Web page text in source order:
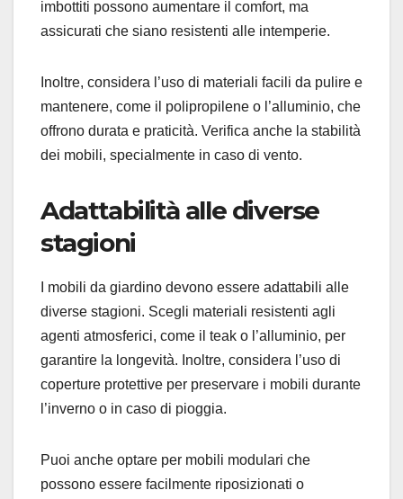
imbottiti possono aumentare il comfort, ma
assicurati che siano resistenti alle intemperie.
Inoltre, considera l’uso di materiali facili da pulire e
mantenere, come il polipropilene o l’alluminio, che
offrono durata e praticità. Verifica anche la stabilità
dei mobili, specialmente in caso di vento.
Adattabilità alle diverse
stagioni
I mobili da giardino devono essere adattabili alle
diverse stagioni. Scegli materiali resistenti agli
agenti atmosferici, come il teak o l’alluminio, per
garantire la longevità. Inoltre, considera l’uso di
coperture protettive per preservare i mobili durante
l’inverno o in caso di pioggia.
Puoi anche optare per mobili modulari che
possono essere facilmente riposizionati o